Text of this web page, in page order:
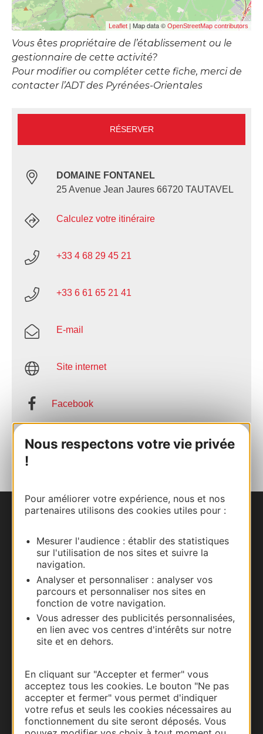
Nous respectons votre vie privée
!
Pour améliorer votre expérience, nous et nos
partenaires utilisons des cookies utiles pour :
Mesurer l'audience : établir des statistiques
sur l'utilisation de nos sites et suivre la
navigation.
Analyser et personnaliser : analyser vos
parcours et personnaliser nos sites en
fonction de votre navigation.
Vous adresser des publicités personnalisées,
en lien avec vos centres d'intérêts sur notre
site et en dehors.
En cliquant sur "Accepter et fermer" vous
acceptez tous les cookies. Le bouton "Ne pas
accepter et fermer" vous permet d'indiquer
votre refus et seuls les cookies nécessaires au
fonctionnement du site seront déposés. Vous
Leaflet | Map data © OpenStreetMap contributors
Vous êtes propriétaire de l’établissement ou le
gestionnaire de cette activité?
Pour modifier ou compléter cette fiche, merci de
contacter l’ADT des Pyrénées-Orientales
RÉSERVER
DOMAINE FONTANEL
25 Avenue Jean Jaures 66720 TAUTAVEL
Calculez votre itinéraire
+33 4 68 29 45 21
+33 6 61 65 21 41
E-mail
Site internet
Facebook
AU CARNET
Carte interactive
Documentation
Thermalisme